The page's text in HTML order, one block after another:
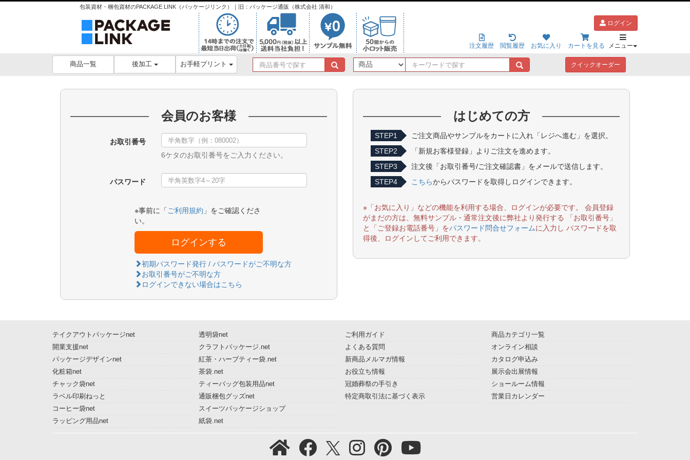
包装資材・梱包資材のPACKAGE LINK（パッケージリンク）｜旧：パッケージ通販（株式会社 清和）
ログイン
注文履歴 閲覧履歴 お気に入り カートを見る メニュー
商品一覧 後加工 お手軽プリント
商
品
キ
ー
で
探
す
クイックオーダー
会員のお客様
お取引番号
6ケタのお取引番号をご入力ください。
パスワード
※事前に「 ご利用規約 」をご確認くださ
い。
ログインする
初期パスワード発行 / パスワードがご不明な方
お取引番号がご不明な方
ログインできない場合はこちら
はじめての方
STEP1
ご注文商品やサンプルをカートに入れ「レジへ進む」を選択。
STEP2
「新規お客様登録」よりご注文を進めます。
STEP3
注文後「お取引番号/ご注文確認書」をメールで送信します。
STEP4
こちらからパスワードを取得しログインできます。
※「お気に入り」などの機能を利用する場合、ログインが必要です。 会員登録
がまだの方は、無料サンプル・通常注文後に弊社より発行する 「お取引番号」
と「ご登録お電話番号」をパスワード問合せフォームに入力し パスワードを取
得後、ログインしてご利用できます。
テイクアウトパッケージnet
開業支援net
パッケージデザインnet
化粧箱net
チャック袋net
ラベル印刷ねっと
コーヒー袋net
ラッピング用品net
透明袋net
クラフトパッケージ.net
紅茶・ハーブティー袋.net
茶袋.net
ティーバッグ包装用品net
通販梱包グッズnet
スイーツパッケージショップ
紙袋.net
ご利用ガイド
よくある質問
新商品メルマガ情報
お役立ち情報
冠婚葬祭の手引き
特定商取引法に基づく表示
商品カテゴリ一覧
オンライン相談
カタログ申込み
展示会出展情報
ショールーム情報
営業日カレンダー